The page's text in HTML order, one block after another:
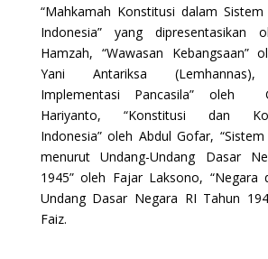
“Mahkamah Konstitusi dalam Sistem
Indonesia” yang dipresentasikan
Hamzah, “Wawasan Kebangsaan”
Yani Antariksa (Lemhannas),
Implementasi Pancasila” oleh
Hariyanto, “Konstitusi dan
Indonesia” oleh Abdul Gofar,
menurut Undang-Undang Dasar
1945” oleh Fajar Laksono,
Undang Dasar Negara RI Tahun
Faiz.